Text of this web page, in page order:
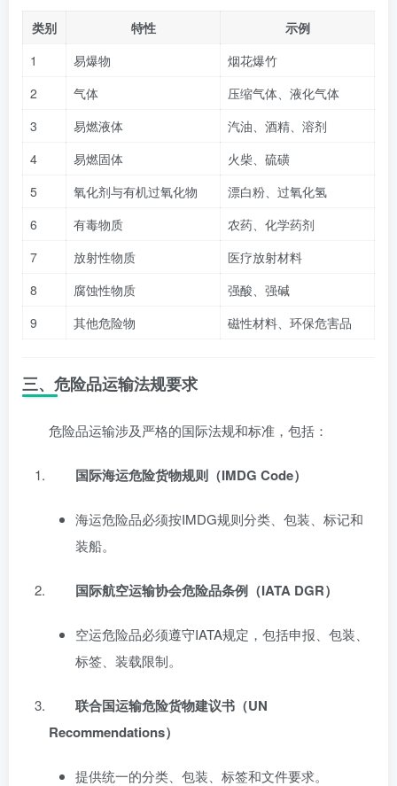
类别 特性
示例
1
易爆物
烟花爆竹
2
气体
压缩气体、液化气体
3
易燃液体
汽油、酒精、溶剂
4
易燃固体
火柴、硫磺
5
氧化剂与有机过氧化物
漂白粉、过氧化氢
6
有毒物质
农药、化学药剂
7
放射性物质
医疗放射材料
8
腐蚀性物质
强酸、强碱
9
其他危险物 磁性材料、环保危害品
三、危险品运输法规要求
危险品运输涉及严格的国际法规和标准，包括：
国际海运危险货物规则（IMDG Code）
海运危险品必须按IMDG规则分类、包装、标记和
装船。
国际航空运输协会危险品条例（IATA DGR）
空运危险品必须遵守IATA规定，包括申报、包装、
标签、装载限制。
联合国运输危险货物建议书（UN
Recommendations）
提供统一的分类、包装、标签和文件要求。